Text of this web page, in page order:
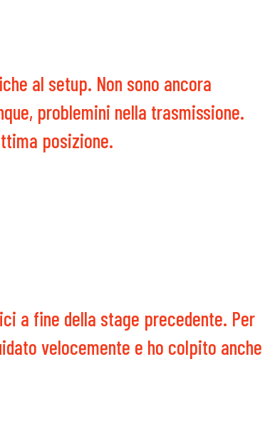
al setup. Non sono ancora
problemini nella trasmissione.
posizione.
a fine della stage precedente. Per
velocemente e ho colpito anche